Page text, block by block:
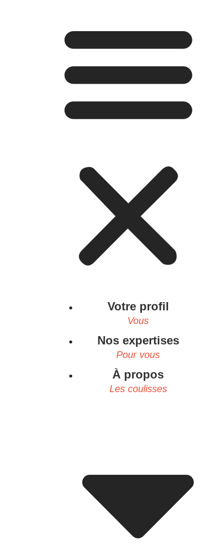
Votre profil
Vous
Nos expertises
Pour vous
À propos
Les coulisses